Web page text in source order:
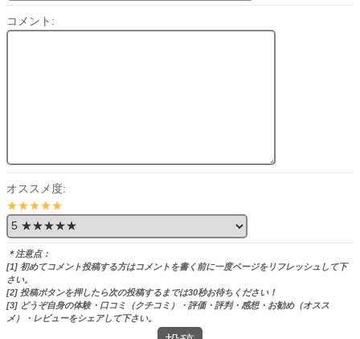
コメント:
オススメ度:
★★★★★
＊注意点：
[1] 初めてコメント投稿する方はコメントを書く前に一度ページをリフレッシュして下
さい。
[2] 投稿ボタンを押したら次の投稿するまでは30秒お待ちください！
[3] どうぞ自身の体験・口コミ（クチコミ）・評価・評判・感想・お勧め（オスス
メ）・レビューをシェアして下さい。